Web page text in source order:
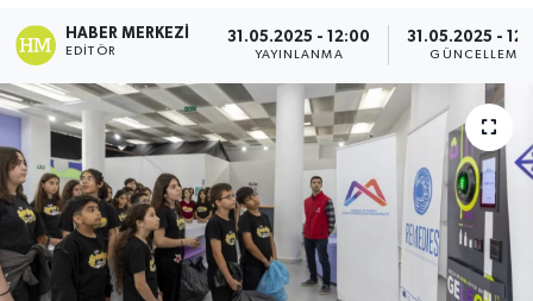
HABER MERKEZI
EDITÖR
31.05.2025 - 12:00
YAYINLANMA
31.05.2025 -
GÜNCELLEME